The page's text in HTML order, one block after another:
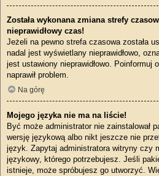
Została wykonana zmiana strefy
nieprawidłowy czas!
Jeżeli na pewno strefa czasowa została
nadal jest wyświetlany nieprawidłowo,
jest ustawiony nieprawidłowo. Poinformuj
naprawił problem.
Na górę
Mojego języka nie ma na liście!
Być może administrator nie zainstalował
wersję językową albo nikt jeszcze nie
język. Zapytaj administratora witryny czy
językowy, którego potrzebujesz. Jeśli
istnieje, może spróbujesz go utworzyć.